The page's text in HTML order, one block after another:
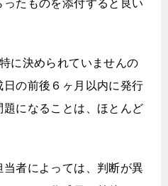
たものを添付すると良い
に決められていませんの
の前後６ヶ月以内に発行
題になることは、ほとんど
者によっては、 判断が異